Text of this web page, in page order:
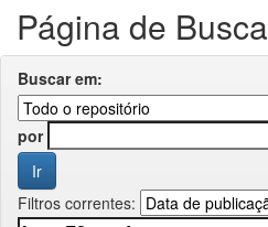
Página de Busca
Buscar em:
por
Filtros correntes: